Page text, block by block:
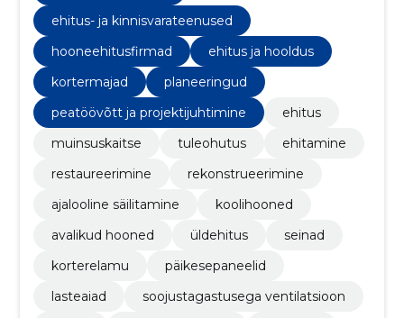
ehitus- ja kinnisvarateenused
hooneehitusfirmad
ehitus ja hooldus
kortermajad
planeeringud
peatöövõtt ja projektijuhtimine
ehitus
muinsuskaitse
tuleohutus
ehitamine
restaureerimine
rekonstrueerimine
ajalooline säilitamine
koolihooned
avalikud hooned
üldehitus
seinad
korterelamu
päikesepaneelid
lasteaiad
soojustagastusega ventilatsioon